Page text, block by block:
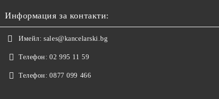
Информация за контакти:
Имейл: sales@kancelarski.bg
Телефон: 02 995 11 59
Телефон: 0877 099 466